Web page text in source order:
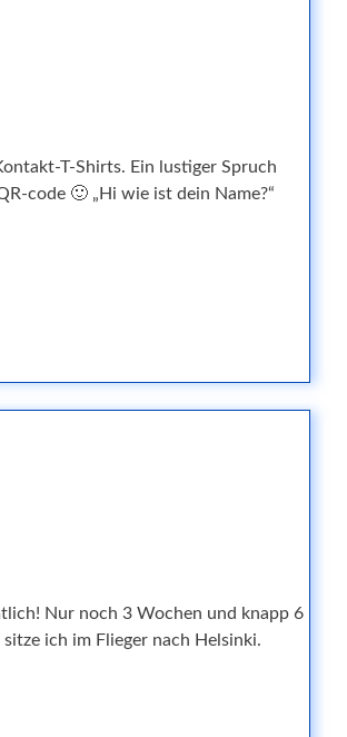
T-Shirts. Ein lustiger Spruch
code 🙂 „Hi wie ist dein Name?“
Nur noch 3 Wochen und knapp 6
ich im Flieger nach Helsinki.